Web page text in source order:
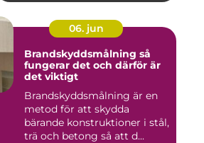
06. jun
Brandskyddsmålning så
fungerar det och därför är
det viktigt
Brandskyddsmålning är en
metod för att skydda
bärande konstruktioner i stål,
trä och betong så att d...